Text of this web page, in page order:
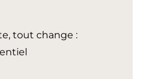
tout change :